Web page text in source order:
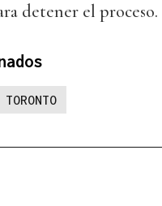
detener el proceso.
TORONTO